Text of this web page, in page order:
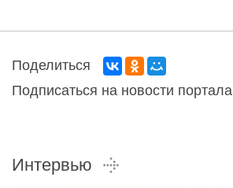
Поделиться
Подписаться на новости портала
Интервью